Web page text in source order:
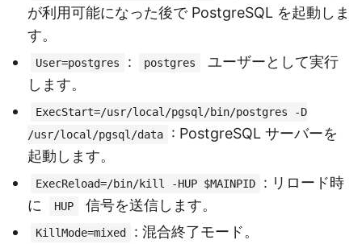
が利用可能になった後で PostgreSQL を起動しま
す。
User=postgres : postgres
ユーザーとして実行
します。
ExecStart=/usr/local/pgsql/bin/postgres -D
/usr/local/pgsql/data
: PostgreSQL サーバーを
起動します。
ExecReload=/bin/kill -HUP $MAINPID
: リロード時
に
HUP 信号を送信します。
KillMode=mixed : 混合終了モード。